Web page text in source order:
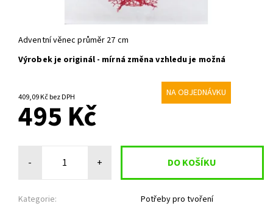
Adventní věnec průměr 27 cm
Výrobek je originál - mírná změna vzhledu je možná
409,09 Kč bez DPH NA OBJEDNÁVKU
495 Kč
- +
Kategorie: Potřeby pro tvoření